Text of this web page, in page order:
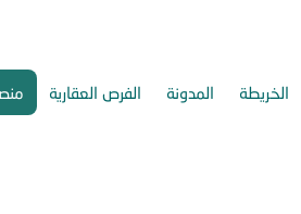
الخريطة المدونة الفرص العقارية